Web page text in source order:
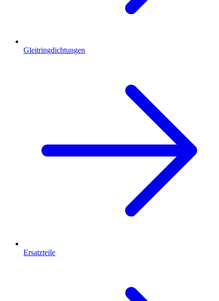
Gleitringdichtungen
Ersatzteile